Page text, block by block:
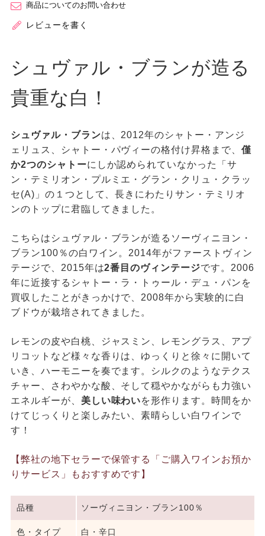
商品についてのお問い合わせ
レビューを書く
シュヴァル・ブランが造る
貴重な白！
シュヴァル・ブランは、2012年のシャトー・アンジ
ェリュス、シャトー・パヴィーの格付け昇格まで、僅
か2つのシャトーにしか認められていなかった「サ
ン・テミリオン・プルミエ・グラン・クリュ・クラッ
セ(A)」の１つとして、長きにわたりサン・テミリオ
ンのトップに君臨してきました。
こちらはシュヴァル・ブランが造るソーヴィニヨン・
ブラン100％の白ワイン。2014年がファーストヴィン
テージで、2015年は2番目のヴィンテージです。2006
年に近接するシャトー・ラ・トゥール・デュ・パンを
買収したことがきっかけで、2008年から実験的に白
ブドウが栽培されてきました。
レモンの皮や白桃、ジャスミン、レモングラス、アプ
リコットなど様々な香りは、ゆっくりと徐々に開いて
いき、ハーモニーを奏でます。シルクのようなテクス
チャー、さわやかな酸、そして穏やかながらも力強い
エネルギーが、 美しい味わいを形作ります。時間をか
けてじっくりと楽しみたい、素晴らしい白ワインで
す！
【弊社の地下セラーで保管する「ご購入ワインお預か
りサービス」もおすすめです】
品種 ソーヴィニヨン・ブラン100％
色・タイプ 白・辛口